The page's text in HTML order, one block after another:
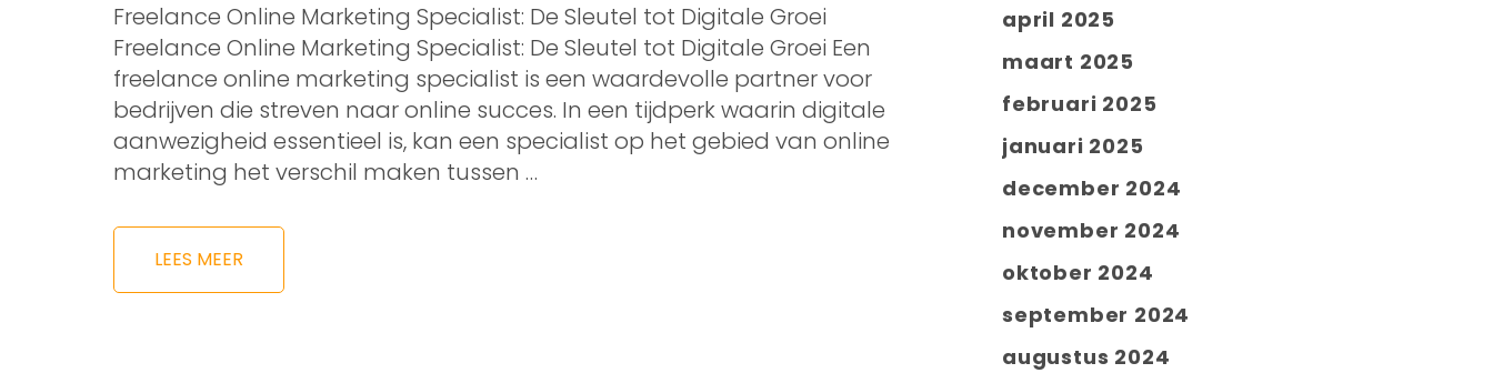
Freelance Online Marketing Specialist: De Sleutel tot Digitale Groei
Freelance Online Marketing Specialist: De Sleutel tot Digitale Groei Een
freelance online marketing specialist is een waardevolle partner voor
bedrijven die streven naar online succes. In een tijdperk waarin digitale
aanwezigheid essentieel is, kan een specialist op het gebied van online
marketing het verschil maken tussen …
LEES MEER
april 2025
maart 2025
februari 2025
januari 2025
december 2024
november 2024
oktober 2024
september 2024
augustus 2024